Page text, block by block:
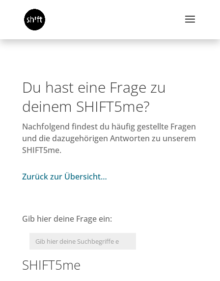
Du hast eine Frage zu
deinem SHIFT5me?
Nachfolgend findest du häufig gestellte Fragen
und die dazugehörigen Antworten zu unserem
SHIFT5me.
Zurück zur Übersicht…
Gib hier deine Frage ein:
SHIFT5me